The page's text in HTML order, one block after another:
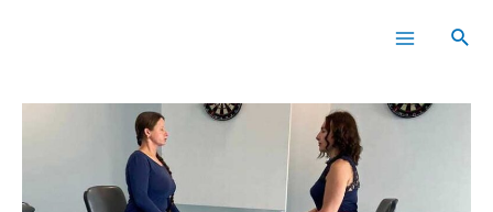
Main